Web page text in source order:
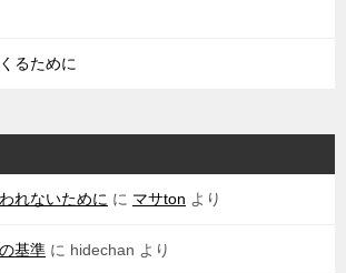
るために
れないために に マサton より
基準 に hidechan より